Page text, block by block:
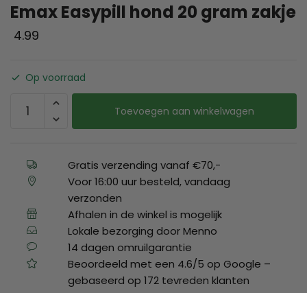
Emax Easypill hond 20 gram zakje
4.99
Op voorraad
Toevoegen aan winkelwagen
Gratis verzending vanaf €70,-
Voor 16:00 uur besteld, vandaag
verzonden
Afhalen in de winkel is mogelijk
Lokale bezorging door Menno
14 dagen omruilgarantie
Beoordeeld met een 4.6/5 op Google –
gebaseerd op 172 tevreden klanten